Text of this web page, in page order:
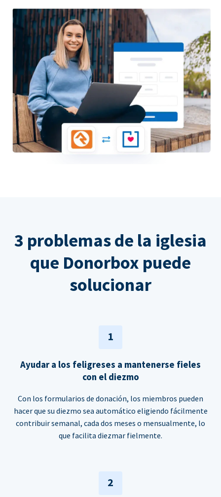
3 problemas de la iglesia
que Donorbox puede
solucionar
1
Ayudar a los feligreses a mantenerse fieles
con el diezmo
Con los formularios de donación, los miembros pueden
hacer que su diezmo sea automático eligiendo fácilmente
contribuir semanal, cada dos meses o mensualmente, lo
que facilita diezmar fielmente.
2